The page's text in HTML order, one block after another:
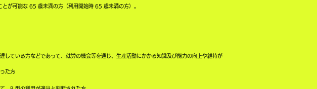
が可能な 65 歳未満の方（利用開始時 65 歳未満の方）。
ている方などであって、就労の機会等を通じ、生産活動にかかる知識及び能力の向上や維持が
た方